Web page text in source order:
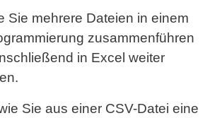
Sie mehrere Dateien in einem
zusammenführen
in Excel weiter
Sie aus einer CSV-Datei eine